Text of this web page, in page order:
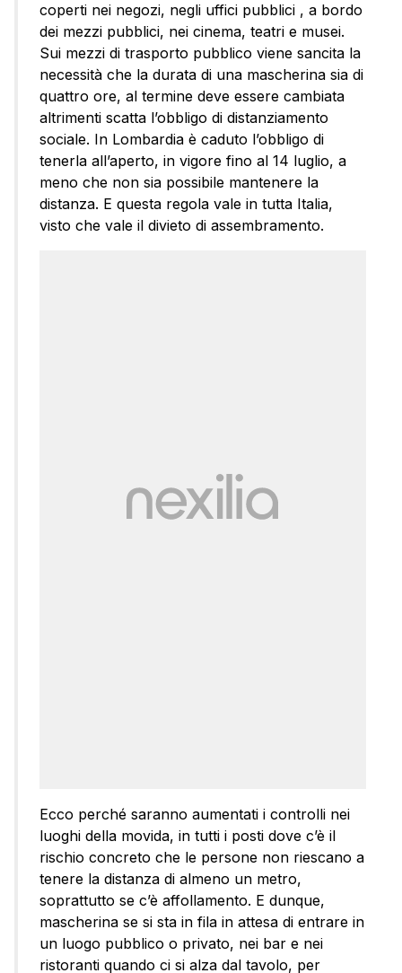
coperti nei negozi, negli uffici pubblici , a bordo
dei mezzi pubblici, nei cinema, teatri e musei.
Sui mezzi di trasporto pubblico viene sancita la
necessità che la durata di una mascherina sia di
quattro ore, al termine deve essere cambiata
altrimenti scatta l’obbligo di distanziamento
sociale. In Lombardia è caduto l’obbligo di
tenerla all’aperto, in vigore fino al 14 luglio, a
meno che non sia possibile mantenere la
distanza. E questa regola vale in tutta Italia,
visto che vale il divieto di assembramento.
Ecco perché saranno aumentati i controlli nei
luoghi della movida, in tutti i posti dove c’è il
rischio concreto che le persone non riescano a
tenere la distanza di almeno un metro,
soprattutto se c’è affollamento. E dunque,
mascherina se si sta in fila in attesa di entrare in
un luogo pubblico o privato, nei bar e nei
ristoranti quando ci si alza dal tavolo, per